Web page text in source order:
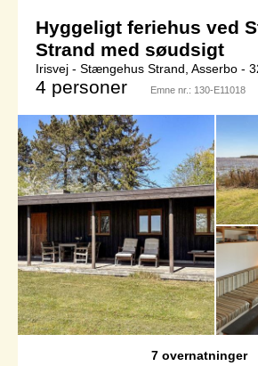
Hyggeligt feriehus ved
Strand med søudsigt
Irisvej - Stængehus Strand, Asserbo -
4 personer Emne nr.: 130-E11018
7 overnatninger